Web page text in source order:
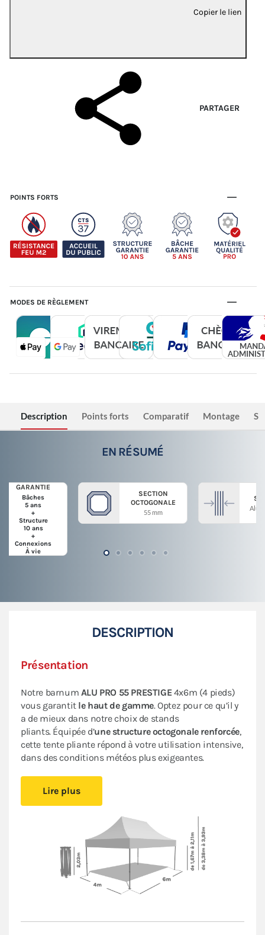
Copier le lien
PARTAGER
POINTS FORTS
MODES DE RÈGLEMENT
Description Points forts Comparatif Montage
EN RÉSUMÉ
GARANTIE
Bâches
5 ans
+
Structure
10 ans
+
Connexions
À vie
SECTION
OCTOGONALE
55 mm
DESCRIPTION
Présentation
Notre barnum ALU PRO 55 PRESTIGE4x6m (4 pieds)
vous garantit le haut de gamme. Optez pour ce qu’il y
a de mieux dans notre choix de stands
pliants. Équipée d’une structure octogonale renforcée,
cette tente pliante répond à votre utilisation intensive,
dans des conditions météos plus exigeantes.
aussirésistante et imperméable
remorques des camions. Elle est certifiée CTS 37, ce
indispensable pour
sécurité du publiclors de vos événements en plein air
ou de vos réceptions.
Chaque composant a été soigneusement choisi pour
la facilité d'utilisation ,la robustesse
événements.
Lire plus